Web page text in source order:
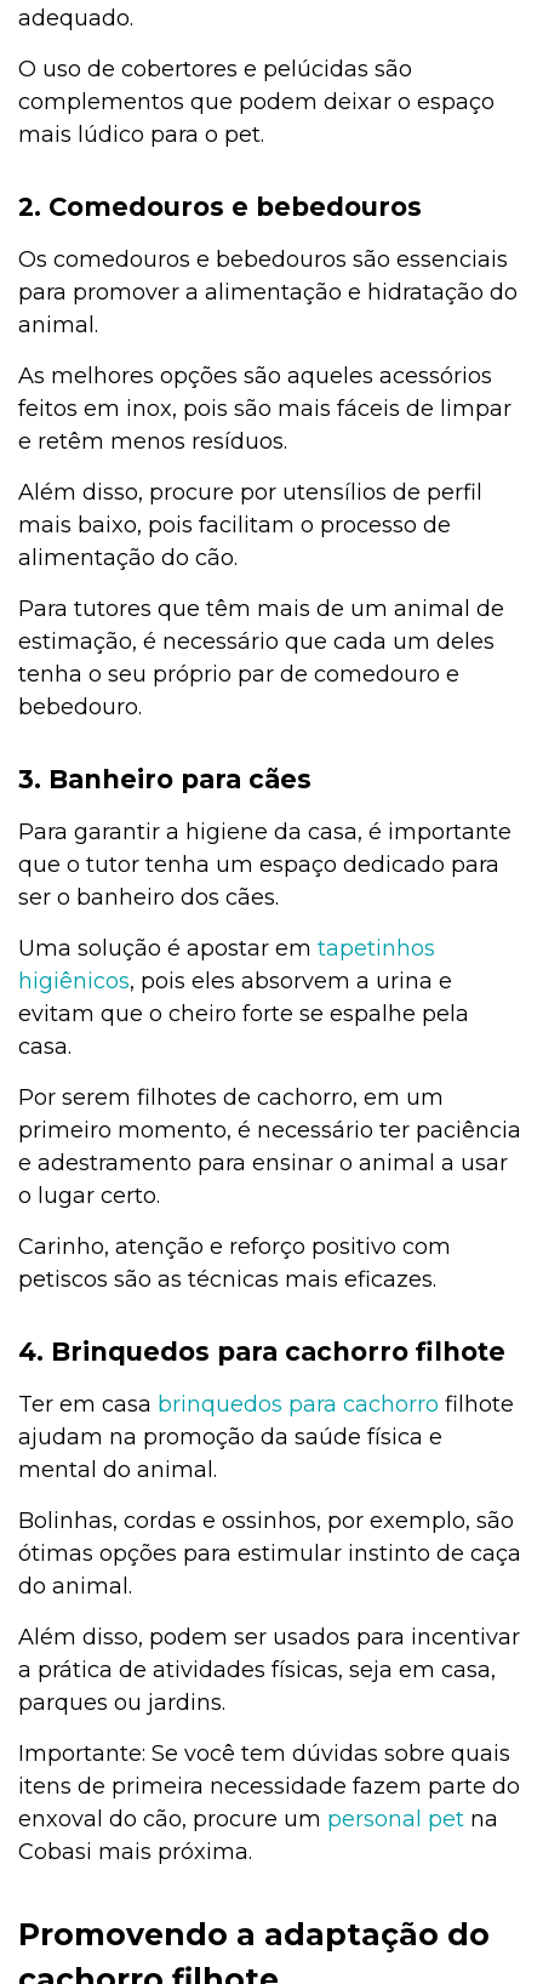
adequado.
O uso de cobertores e pelúcidas são
complementos que podem deixar o espaço
mais lúdico para o pet.
2. Comedouros e bebedouros
Os comedouros e bebedouros são essenciais
para promover a alimentação e hidratação do
animal.
As melhores opções são aqueles acessórios
feitos em inox, pois são mais fáceis de limpar
e retêm menos resíduos.
Além disso, procure por utensílios de perfil
mais baixo, pois facilitam o processo de
alimentação do cão.
Para tutores que têm mais de um animal de
estimação, é necessário que cada um deles
tenha o seu próprio par de comedouro e
bebedouro.
3. Banheiro para cães
Para garantir a higiene da casa, é importante
que o tutor tenha um espaço dedicado para
ser o banheiro dos cães.
Uma solução é apostar em tapetinhos
higiênicos, pois eles absorvem a urina e
evitam que o cheiro forte se espalhe pela
casa.
Por serem filhotes de cachorro, em um
primeiro momento, é necessário ter paciência
e adestramento para ensinar o animal a usar
o lugar certo.
Carinho, atenção e reforço positivo com
petiscos são as técnicas mais eficazes.
4. Brinquedos para cachorro filhote
Ter em casa brinquedos para cachorro filhote
ajudam na promoção da saúde física e
mental do animal.
Bolinhas, cordas e ossinhos, por exemplo, são
ótimas opções para estimular instinto de caça
do animal.
Além disso, podem ser usados para incentivar
a prática de atividades físicas, seja em casa,
parques ou jardins.
Importante: Se você tem dúvidas sobre quais
itens de primeira necessidade fazem parte do
enxoval do cão, procure um personal pet na
Cobasi mais próxima.
Promovendo a adaptação do